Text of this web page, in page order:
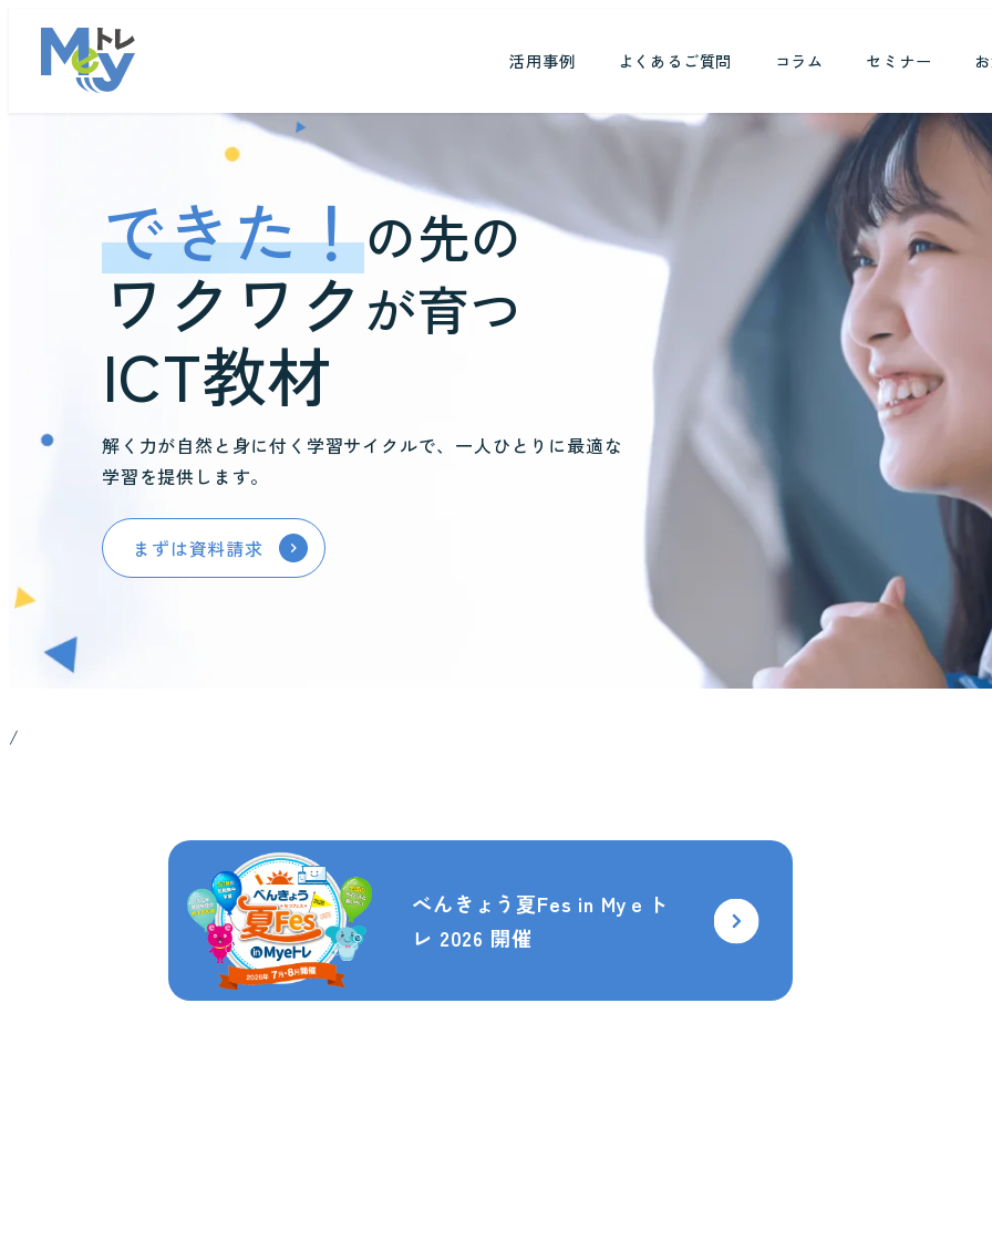
活用事例 よくあるご質問 コラム セミナー
できた！の先の
ワクワクが育つ
ICT教材
解く力が自然と身に付く学習サイクルで、一人ひとりに最適な
学習を提供します。
まずは資料請求
/
べんきょう夏Fes in Myｅト
レ 2026 開催